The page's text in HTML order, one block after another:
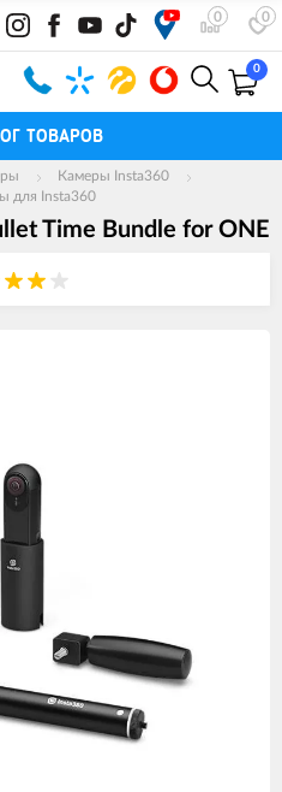
0 0
0
ТОВАРОВ
Камеры Insta360
для Insta360
Time Bundle for ONE